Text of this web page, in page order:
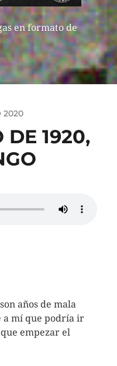
en formato de
2020
DE 1920,
años de mala
a mí que podría ir
empezar el